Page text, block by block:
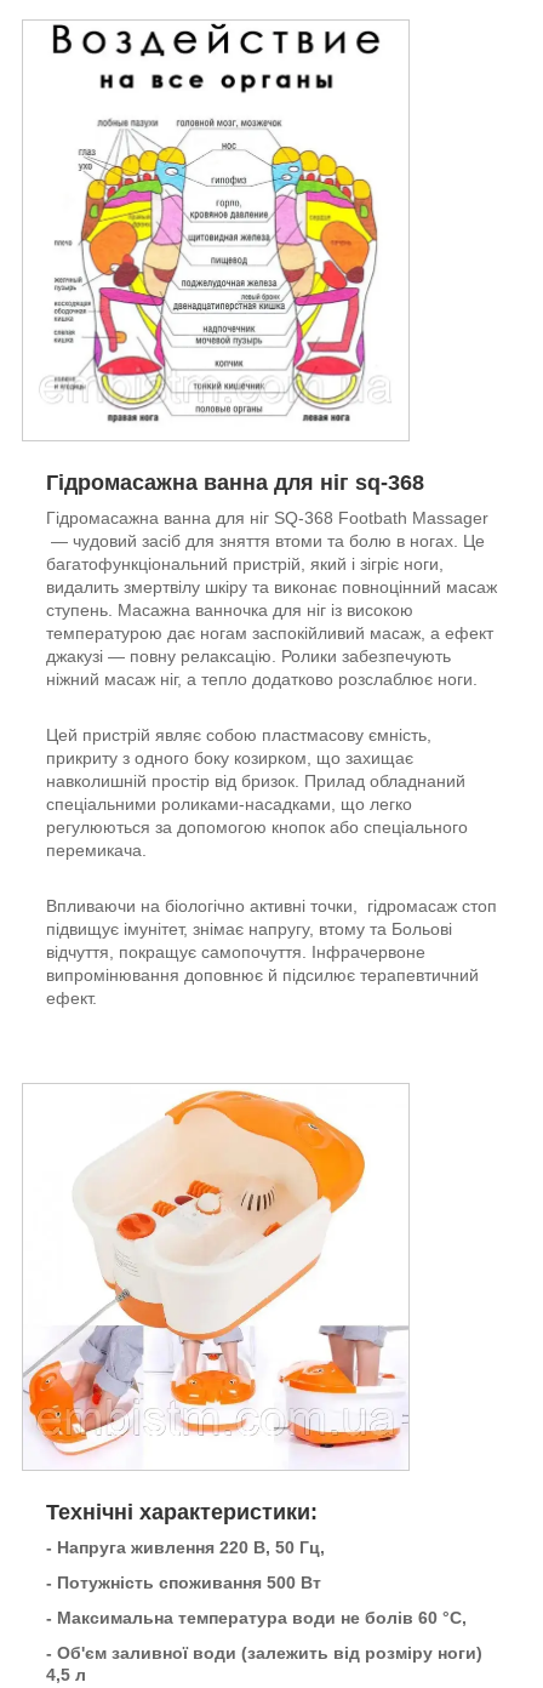
Гідромасажна ванна для ніг sq-368
Гідромасажна ванна для ніг SQ-368 Footbath Massager
— чудовий засіб для зняття втоми та болю в ногах. Це
багатофункціональний пристрій, який і зігріє ноги,
видалить змертвілу шкіру та виконає повноцінний масаж
ступень. Масажна ванночка для ніг із високою
температурою дає ногам заспокійливий масаж, а ефект
джакузі — повну релаксацію. Ролики забезпечують
ніжний масаж ніг, а тепло додатково розслаблює ноги.
Цей пристрій являє собою пластмасову ємність,
прикриту з одного боку козирком, що захищає
навколишній простір від бризок. Прилад обладнаний
спеціальними роликами-насадками, що легко
регулюються за допомогою кнопок або спеціального
перемикача.
Впливаючи на біологічно активні точки, гідромасаж стоп
підвищує імунітет, знімає напругу, втому та Больові
відчуття, покращує самопочуття. Інфрачервоне
випромінювання доповнює й підсилює терапевтичний
ефект.
Технічні характеристики:
- Напруга живлення 220 В, 50 Гц,
- Потужність споживання 500 Вт
- Максимальна температура води не болів 60 °C,
- Об'єм заливної води (залежить від розміру ноги)
4,5 л